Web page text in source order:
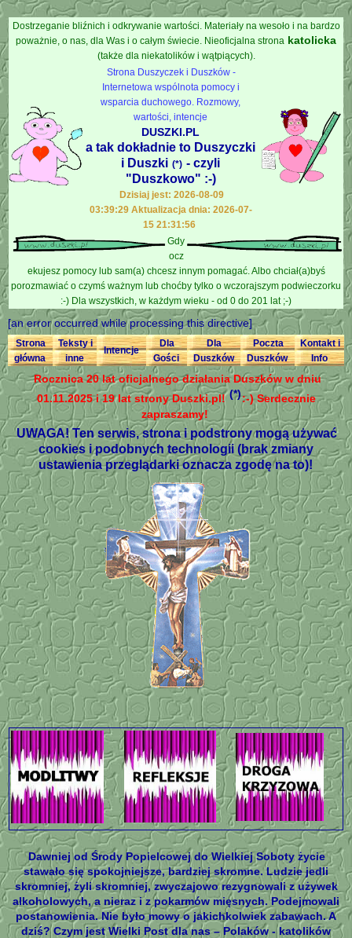
Dostrzeganie bliźnich i odkrywanie wartości. Materiały na wesoło i na bardzo
poważnie, o nas, dla Was i o całym świecie. Nieoficjalna strona katolicka
(także dla niekatolików i wątpiących).
Strona Duszyczek i Duszków -
Internetowa wspólnota pomocy i
wsparcia duchowego. Rozmowy,
wartości, intencje
DUSZKI.PL
a tak dokładnie to Duszyczki
i Duszki (*) - czyli
"Duszkowo" :-)
Dzisiaj jest: 2026-08-09
03:39:29 Aktualizacja dnia: 2026-07-
15 21:31:56
Gdy
ocz
ekujesz pomocy lub sam(a) chcesz innym pomagać. Albo chciał(a)byś
porozmawiać o czymś ważnym lub choćby tylko o wczorajszym podwieczorku
:-) Dla wszystkich, w każdym wieku - od 0 do 201 lat ;-)
[an error occurred while processing this directive]
Strona
główna
Teksty i
inne
Intencje
Dla
Gości
Dla
Duszków
Poczta
Duszków
Kontakt i
Info
Rocznica 20 lat oficjalnego działania Duszków w dniu
01.11.2025 i 19 lat strony Duszki.pl!(*):-) Serdecznie
zapraszamy!
UWAGA! Ten serwis, strona i podstrony mogą używać
cookies i podobnych technologii (brak zmiany
ustawienia przeglądarki oznacza zgodę na to)!
Dawniej od Środy Popielcowej do Wielkiej Soboty życie
stawało się spokojniejsze, bardziej skromne. Ludzie jedli
skromniej, żyli skromniej, zwyczajowo rezygnowali z używek
alkoholowych, a nieraz i z pokarmów mięsnych. Podejmowali
postanowienia. Nie było mowy o jakichkolwiek zabawach. A
dziś? Czym jest Wielki Post dla nas – Polaków - katolików